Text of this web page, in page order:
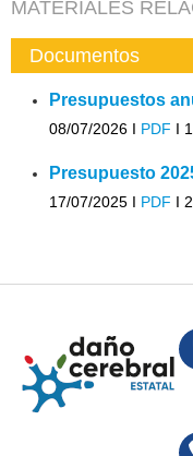
MATERIALES
Documentos
Presupuestos
08/07/2026 I PDF I
Presupuesto
17/07/2025 I PDF I